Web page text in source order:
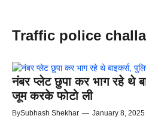
Traffic police
नंबर प्‍लेट छुपा कर भाग रहे थे
जूम करके फोटो ली
BySubhash Shekhar — January 8, 2025